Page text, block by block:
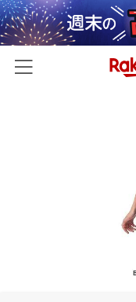
ファッション・インナー